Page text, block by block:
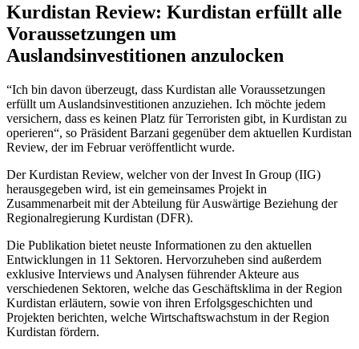
Kurdistan Review: Kurdistan erfüllt alle
Voraussetzungen um
Auslandsinvestitionen anzulocken
“Ich bin davon überzeugt, dass Kurdistan alle Voraussetzungen
erfüllt um Auslandsinvestitionen anzuziehen. Ich möchte jedem
versichern, dass es keinen Platz für Terroristen gibt, in Kurdistan zu
operieren“, so Präsident Barzani gegenüber dem aktuellen Kurdistan
Review, der im Februar veröffentlicht wurde.
Der Kurdistan Review, welcher von der Invest In Group (IIG)
herausgegeben wird, ist ein gemeinsames Projekt in
Zusammenarbeit mit der Abteilung für Auswärtige Beziehung der
Regionalregierung Kurdistan (DFR).
Die Publikation bietet neuste Informationen zu den aktuellen
Entwicklungen in 11 Sektoren. Hervorzuheben sind außerdem
exklusive Interviews und Analysen führender Akteure aus
verschiedenen Sektoren, welche das Geschäftsklima in der Region
Kurdistan erläutern, sowie von ihren Erfolgsgeschichten und
Projekten berichten, welche Wirtschaftswachstum in der Region
Kurdistan fördern.